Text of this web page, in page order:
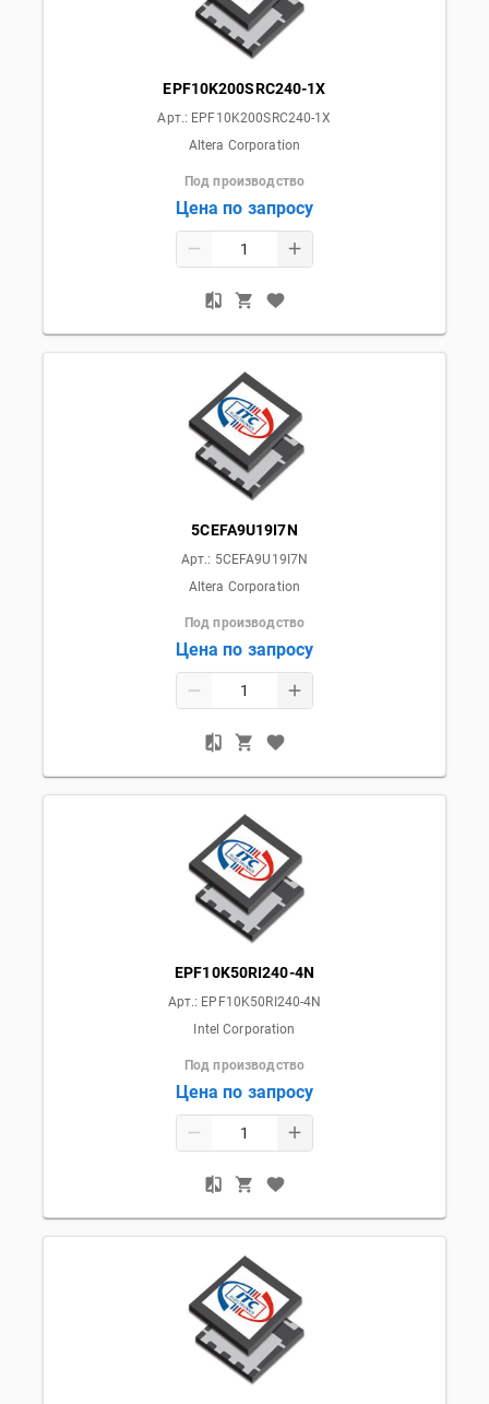
EPF10K200SRC240-1X
Арт.: EPF10K200SRC240-1X
Altera Corporation
Под производство
Цена по запросу
5CEFA9U19I7N
Арт.: 5CEFA9U19I7N
Altera Corporation
Под производство
Цена по запросу
EPF10K50RI240-4N
Арт.: EPF10K50RI240-4N
Intel Corporation
Под производство
Цена по запросу